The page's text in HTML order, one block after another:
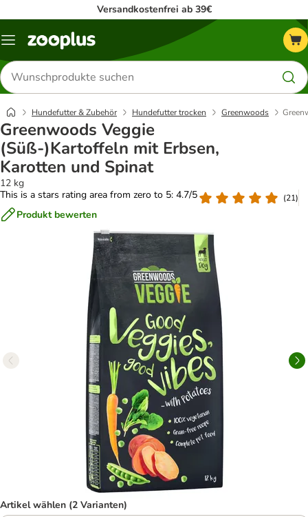
Versandkostenfrei ab 39€
Menü
Produkte
suchen
Hundefutter & Zubehör Hundefutter trocken Greenwoods
Greenwoods Veggie
(Süß-)Kartoffeln mit Erbsen,
Karotten und Spinat
12 kg
This is a stars rating area from zero to 5: 4.7/5
(21)
Produkt bewerten
Artikel wählen (2 Varianten)